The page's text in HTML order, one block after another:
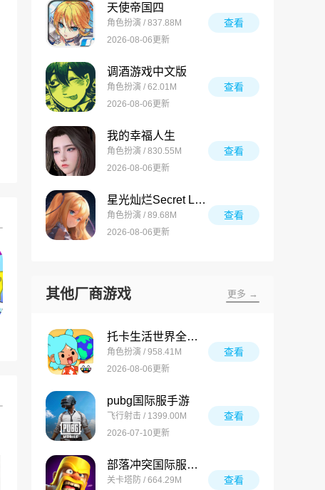
天使帝国四
角色扮演 / 837.88M
2026-08-06更新
查看
调酒游戏中文版
角色扮演 / 62.01M
2026-08-06更新
查看
我的幸福人生
角色扮演 / 830.55M
2026-08-06更新
查看
星光灿烂Secret Love
角色扮演 / 89.68M
2026-08-06更新
查看
其他厂商游戏 更多 →
托卡生活世界全解锁版
角色扮演 / 958.41M
2026-08-06更新
查看
pubg国际服手游
飞行射击 / 1399.00M
2026-07-10更新
查看
部落冲突国际服最新版
关卡塔防 / 664.29M
查看